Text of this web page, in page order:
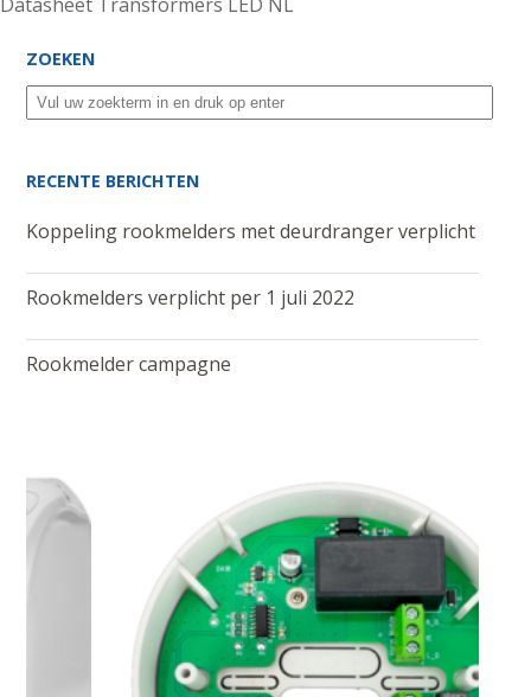
ZOEKEN
RECENTE BERICHTEN
Koppeling rookmelders met deurdranger verplicht
Rookmelders verplicht per 1 juli 2022
Rookmelder campagne